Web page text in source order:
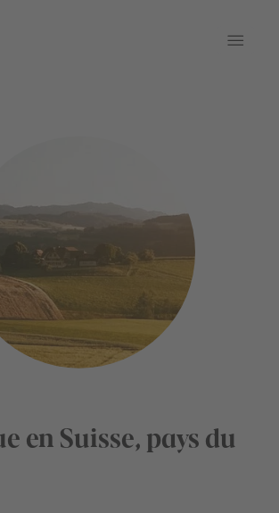
en Suisse, pays du